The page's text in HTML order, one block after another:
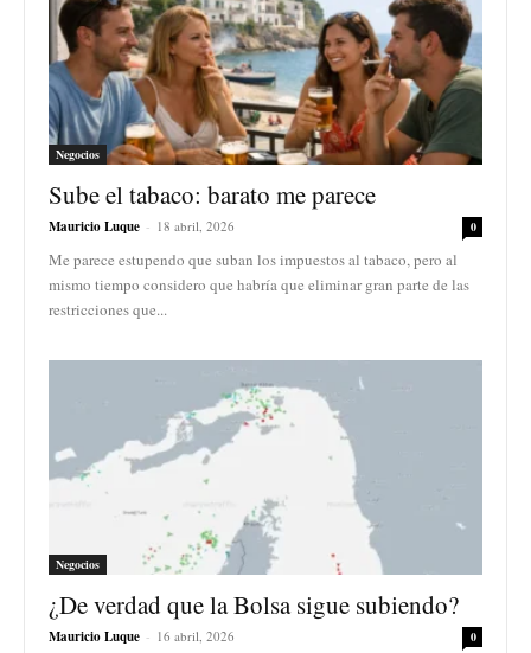
Negocios
Sube el tabaco: barato me parece
Mauricio Luque - 18 abril, 2026 0
Me parece estupendo que suban los impuestos al tabaco, pero al
mismo tiempo considero que habría que eliminar gran parte de las
restricciones que...
Negocios
¿De verdad que la Bolsa sigue subiendo?
Mauricio Luque - 16 abril, 2026 0